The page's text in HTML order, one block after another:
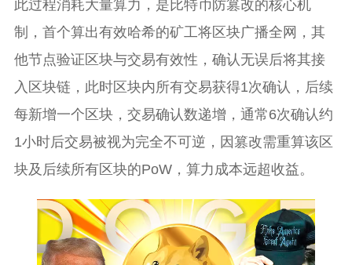
此过程消耗大量算力，是比特币防篡改的核心机
制，首个算出有效哈希的矿工将区块广播全网，其
他节点验证区块与交易有效性，确认无误后将其接
入区块链，此时区块内所有交易获得1次确认，后续
每新增一个区块，交易确认数递增，通常6次确认约
1小时后交易被视为完全不可逆，因篡改需重算该区
块及后续所有区块的PoW，算力成本远超收益。